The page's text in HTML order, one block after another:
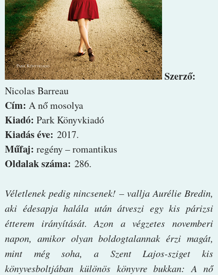
Szerző:
Nicolas Barreau
Cím: A nő mosolya
Kiadó: Park Könyvkiadó
Kiadás éve: 2017.
Műfaj: regény – romantikus
Oldalak száma: 286.
Véletlenek pedig nincsenek! – vallja Aurélie Bredin,
aki édesapja halála után átveszi egy kis párizsi
étterem irányítását. Azon a végzetes novemberi
napon, amikor olyan boldogtalannak érzi magát,
mint még soha, a Szent Lajos-sziget kis
könyvesboltjában különös könyvre bukkan: A nő